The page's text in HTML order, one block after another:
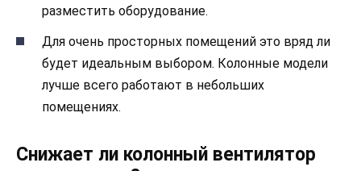
разместить оборудование.
Для очень просторных помещений это вряд ли
будет идеальным выбором. Колонные модели
лучше всего работают в небольших
помещениях.
Снижает ли колонный вентилятор